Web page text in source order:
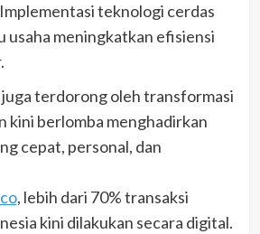
teknologi cerdas
usaha meningkatkan efisiensi
terdorong oleh transformasi
kini berlomba menghadirkan
cepat, personal, dan
, lebih dari 70% transaksi
kini dilakukan secara digital.